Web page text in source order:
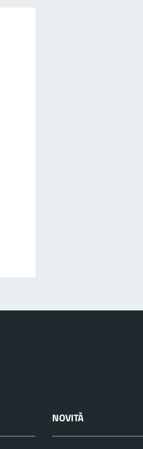
NOVITÀ